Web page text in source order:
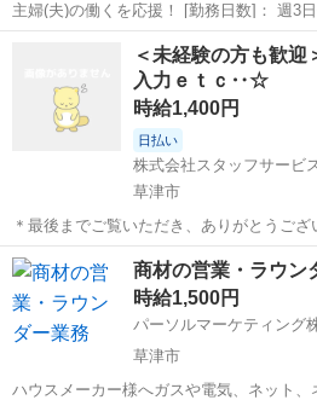
主婦(夫)の働くを応援！ [勤務日数]： 週3日~5日
10:00~16:00/09:00~14:00/14:00~18:00/
火/水/木/金 などから選べます [勤務...
営業
＜未経験の方も歓迎
入力ｅｔｃ‥☆
時給1,400円
日払い
株式会社スタッフサービ
草津市
＊最後までご覧いただき、ありがとうございます＊ 「わた
レンジできるかな・・」 「派遣で働くの
を私たちが解消します＊ 一人ひとりの目的や将来のキャリアプランを
把握し あなたの次のステッ...
滋賀 草津市 営業
商材の営業・ラウン
時給1,500円
パーソルマーケティン
草津市
ハウスメーカー様へガスや電気、ネット、